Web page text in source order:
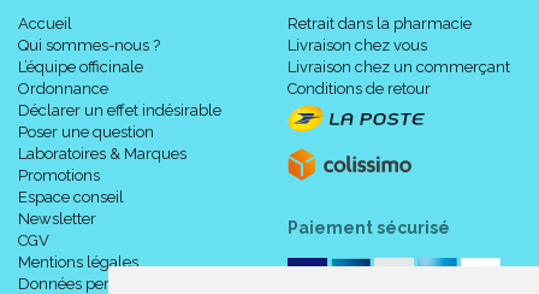
Accueil
Qui sommes-nous ?
L’équipe officinale
Ordonnance
Déclarer un effet indésirable
Poser une question
Laboratoires & Marques
Promotions
Espace conseil
Newsletter
CGV
Mentions légales
Données personnelles
Retrait dans la pharmacie
Livraison chez vous
Livraison chez un commerçant
Conditions de retour
Paiement sécurisé